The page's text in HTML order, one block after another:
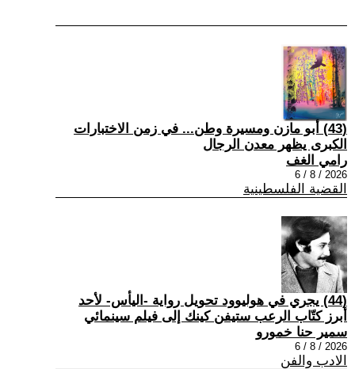
(43) أبو مازن ومسيرة وطن... في زمن الاختبارات
الكبرى يظهر معدن الرجال
رامي الغف
2026 / 8 / 6
القضية الفلسطينية
(44) يجري في هوليوود تحويل رواية -اليأس- لأحد
أبرز كتّاب الرعب ستيفن كينك إلى فيلم سينمائي
سمير حنا خمورو
2026 / 8 / 6
الادب والفن